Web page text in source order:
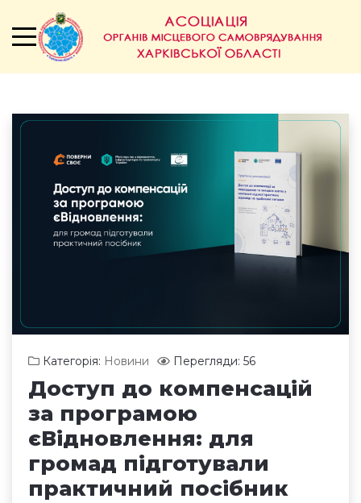
Категорія: Новини Перегляди: 56
Доступ до компенсацій
за програмою
єВідновлення: для
громад підготували
практичний посібник